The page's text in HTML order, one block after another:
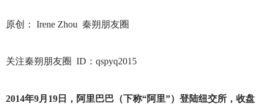
原创： Irene Zhou 秦朔朋友圈
关注秦朔朋友圈 ID：qspyq2015
2014年9月19日，阿里巴巴（下称“阿里”）登陆纽交所，收盘